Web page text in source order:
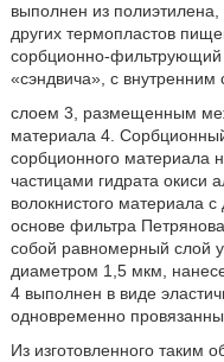
выполнен из
других термопластов
сорбционно-
«сэндвича», с
слоем 3, размещенным
материала 4.
сорбционного материала
частицами гидрата окиси
волокнистого материала
основе фильтра
собой равномерный слой
диаметром 1,5 мкм,
4 выполнен в виде
одновременно
Из изготовленного таким